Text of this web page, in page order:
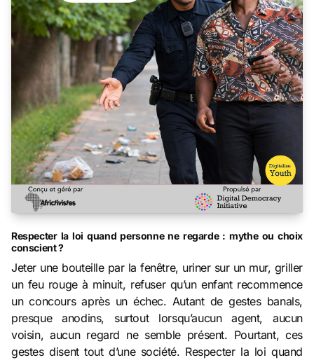
Respecter la loi quand personne ne regarde : mythe ou choix
conscient ?
Jeter une bouteille par la fenêtre, uriner sur un mur, griller
un feu rouge à minuit, refuser qu’un enfant recommence
un concours après un échec. Autant de gestes banals,
presque anodins, surtout lorsqu’aucun agent, aucun
voisin, aucun regard ne semble présent. Pourtant, ces
gestes disent tout d’une société. Respecter la loi quand